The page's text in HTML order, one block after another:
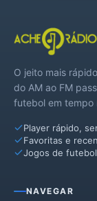
O jeito mais
do AM ao FM
futebol em tempo
Player rápido,
Favoritas e
Jogos de
NAVEGAR